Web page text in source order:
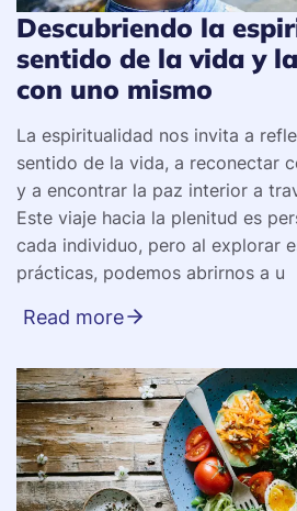
Descubriendo la
sentido de la vida y
con uno mismo
La espiritualidad nos invita a
sentido de la vida, a reconectar
y a encontrar la paz interior a
Este viaje hacia la plenitud es
cada individuo, pero al explorar
prácticas, podemos abrirnos a u
Read more